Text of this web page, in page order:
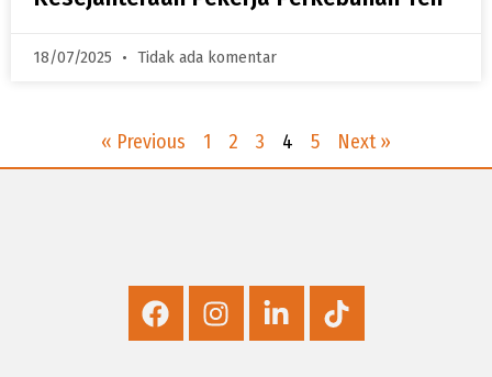
18/07/2025 Tidak ada komentar
« Previous 1 2 3 4 5 Next »